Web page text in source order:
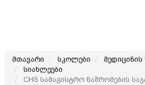
მთავარი სკოლები
სიახლეები
CHS სამაგისტრო ნაშრომების